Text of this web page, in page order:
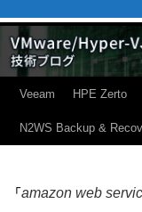
Veeam HPE Zerto
N2WS Backup &
「amazon web